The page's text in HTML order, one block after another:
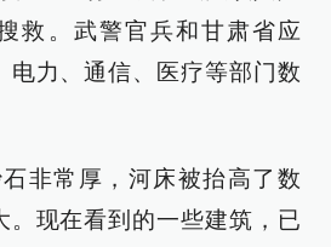
救。武警官兵和甘肃省应
电力、通信、医疗等部门数
非常厚，河床被抬高了数
。现在看到的一些建筑，已